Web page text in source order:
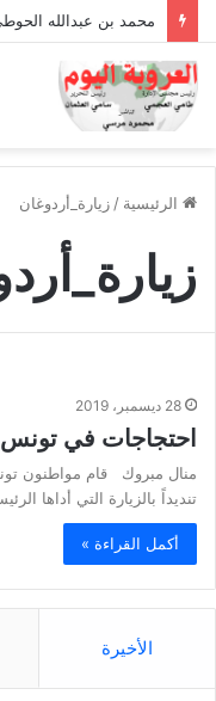
محمد بن عبدالله الحوطي
الرئيسية / زيارة_أردوغان
28 ديسمبر، 2019
احتجاجات في تونس
منال مبروك قام مواطنون
تنديداً بالزيارة التي أداها
أكمل القراءة »
الأخيرة